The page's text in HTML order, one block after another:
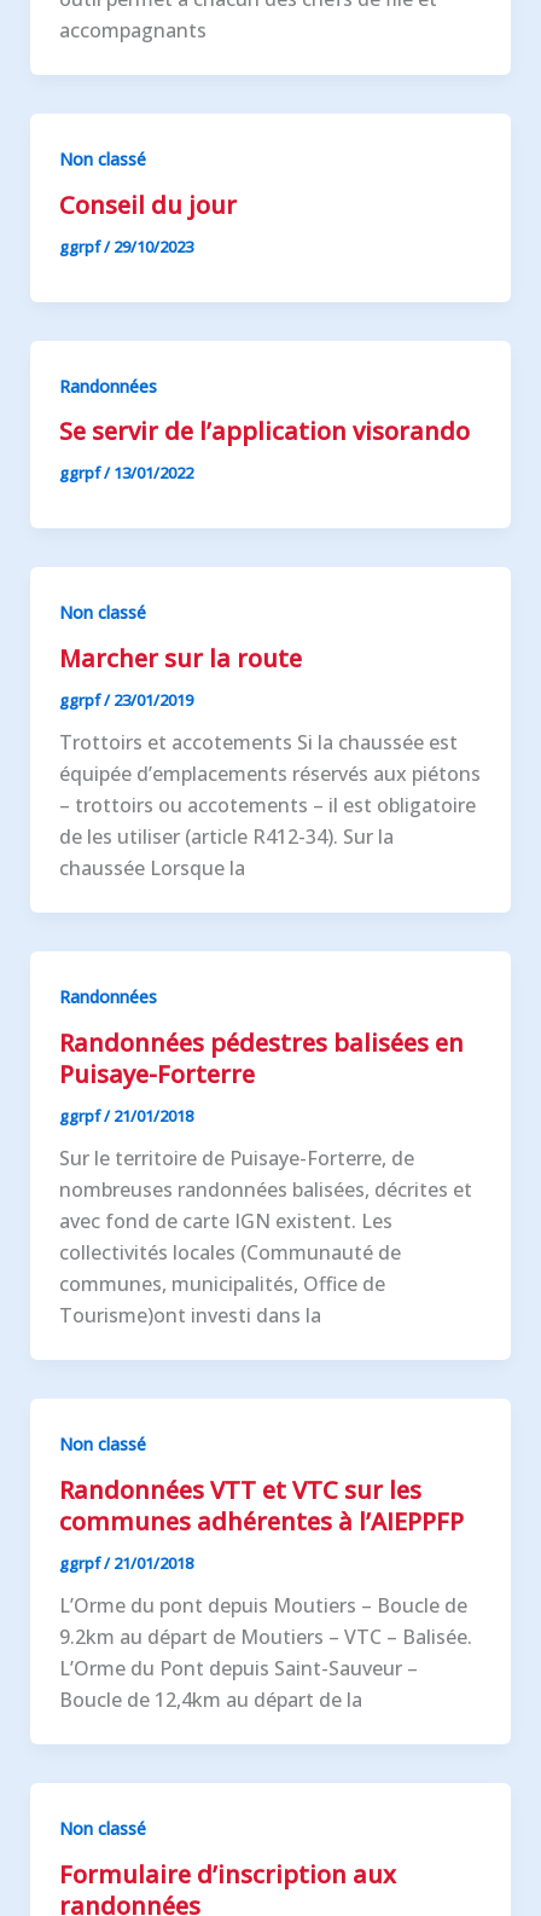
accompagnants
Non classé
Conseil du jour
ggrpf/29/10/2023
Randonnées
Se servir de l’application visorando
ggrpf/13/01/2022
Non classé
Marcher sur la route
ggrpf/23/01/2019
Trottoirs et accotements Si la chaussée est
équipée d’emplacements réservés aux piétons
– trottoirs ou accotements – il est obligatoire
de les utiliser (article R412-34). Sur la
chaussée Lorsque la
Randonnées
Randonnées pédestres balisées en
Puisaye-Forterre
ggrpf/21/01/2018
Sur le territoire de Puisaye-Forterre, de
nombreuses randonnées balisées, décrites et
avec fond de carte IGN existent. Les
collectivités locales (Communauté de
communes, municipalités, Office de
Tourisme)ont investi dans la
Non classé
Randonnées VTT et VTC sur les
communes adhérentes à l’AIEPPFP
ggrpf/21/01/2018
L’Orme du pont depuis Moutiers – Boucle de
9.2km au départ de Moutiers – VTC – Balisée.
L’Orme du Pont depuis Saint-Sauveur –
Boucle de 12,4km au départ de la
Non classé
Formulaire d’inscription aux
randonnées